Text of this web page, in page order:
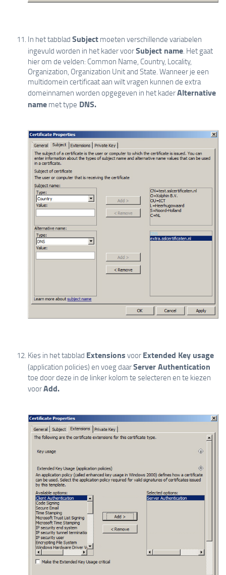
In het tabblad Subject moeten verschillende variabelen
ingevuld worden in het kader voorSubject name . Het gaat
hier om de velden: Common Name, Country, Locality,
Organization, Organization Unit and State. Wanneer je een
multidomein certificaat aan wilt vragen kunnen de extra
domeinnamen worden opgegeven in het kaderAlternative
name met type DNS.
Kies in het tabblad Extensions voor Extended Key usage
(application policies) en voeg daarServer Authentication
toe door deze in de linker kolom te selecteren en te kiezen
voorAdd.